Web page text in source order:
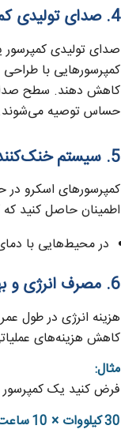
4. صدای تولیدی کمپرسور
صدای تولیدی
کمپرسورهایی با
حساس توصیه
5. سیستم خنک‌کننده
کمپرسورهای اسکرو در
اطمینان حاصل کنید
در محیط‌هایی با دمای محیطی بالاتر از 40 درجه سانتی‌گراد،
6. مصرف انرژی و بهره‌وری
هزینه انرژی در طول
کاهش هزینه‌های
مثال:
فرض کنید یک کمپرسور با قدرت 30 کیلووات روزانه 10 ساعت کار کند. مصرف
30 کیلووات × 10 ساعت در روز × 300 روز کاری در سال = 90,000 کیلووات‌ ساعت